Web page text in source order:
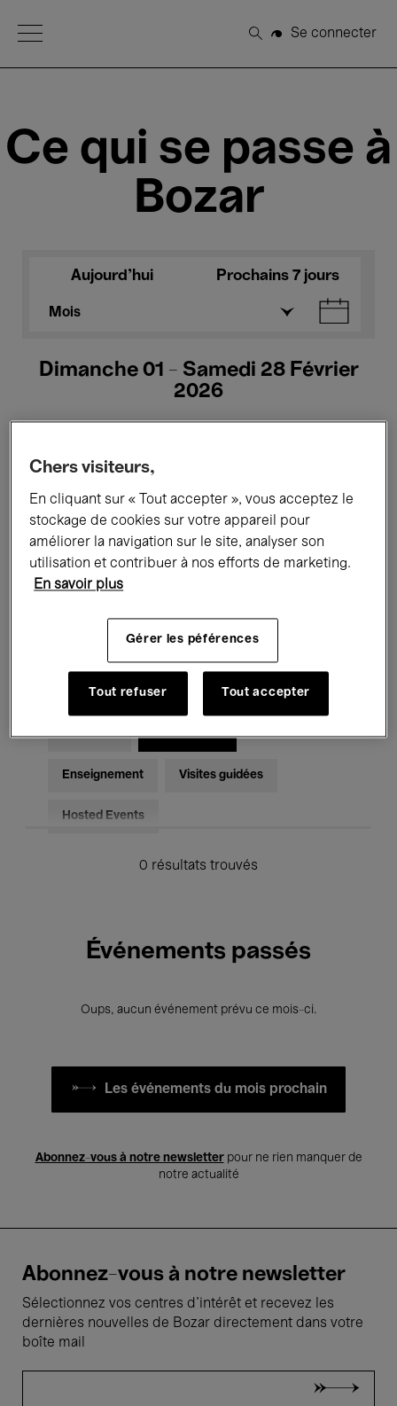
Open Menu
Rechercher
Se connecter
Ce qui se passe à
Bozar
Aujourd'hui Prochains 7 jours
Mois
Dimanche 01 - Samedi 28 Février
2026
Tous les événements Concerts
Expositions Films Performances
Rencontres & Débats
Musique classique Global Music
Musique électronique
Pour tous Kids’ Palace
Enseignement Visites guidées
Hosted Events
0 résultats trouvés
Événements passés
Oups, aucun événement prévu ce mois-ci.
Les événements du mois prochain
Abonnez-vous à notre newsletterpour ne rien manquer de
notre actualité
Abonnez-vous à notre newsletter
Sélectionnez vos centres d'intérêt et recevez les
dernières nouvelles de Bozar directement dans votre
boîte mail
Chers visiteurs,
En cliquant sur « Tout accepter », vous acceptez le
stockage de cookies sur votre appareil pour
améliorer la navigation sur le site, analyser son
utilisation et contribuer à nos efforts de marketing.
En savoir plus
Gérer les péférences
Tout refuser Tout accepter